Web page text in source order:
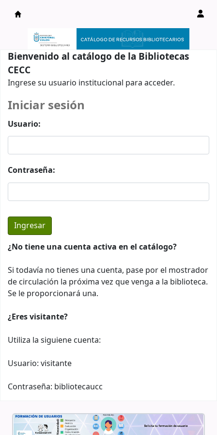
Catálogo en línea
Bienvenido al catálogo de la Bibliotecas
CECC
Ingrese su usuario institucional para acceder.
Iniciar sesión
Usuario:
Contraseña:
¿No tiene una cuenta activa en el catálogo?
Si todavía no tienes una cuenta, pase por el mostrador
de circulación la próxima vez que venga a la biblioteca.
Se le proporcionará una.
¿Eres visitante?
Utiliza la siguiene cuenta:
Usuario: visitante
Contraseña: bibliotecaucc